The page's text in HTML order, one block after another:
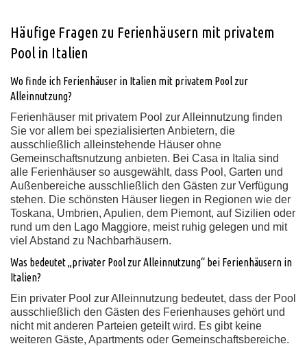
Häufige Fragen zu Ferienhäusern mit privatem
Pool in Italien
Wo finde ich Ferienhäuser in Italien mit privatem Pool zur
Alleinnutzung?
Ferienhäuser mit privatem Pool zur Alleinnutzung finden
Sie vor allem bei spezialisierten Anbietern, die
ausschließlich alleinstehende Häuser ohne
Gemeinschaftsnutzung anbieten. Bei Casa in Italia sind
alle Ferienhäuser so ausgewählt, dass Pool, Garten und
Außenbereiche ausschließlich den Gästen zur Verfügung
stehen. Die schönsten Häuser liegen in Regionen wie der
Toskana, Umbrien, Apulien, dem Piemont, auf Sizilien oder
rund um den Lago Maggiore, meist ruhig gelegen und mit
viel Abstand zu Nachbarhäusern.
Was bedeutet „privater Pool zur Alleinnutzung“ bei Ferienhäusern in
Italien?
Ein privater Pool zur Alleinnutzung bedeutet, dass der Pool
ausschließlich den Gästen des Ferienhauses gehört und
nicht mit anderen Parteien geteilt wird. Es gibt keine
weiteren Gäste, Apartments oder Gemeinschaftsbereiche.